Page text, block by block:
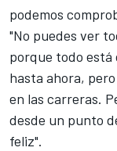
podemos
"No puedes ver
porque todo
hasta ahora,
en las carreras.
desde un punto
feliz".